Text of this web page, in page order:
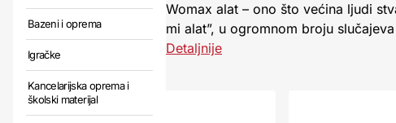
Bazeni i oprema
Igračke
Kancelarijska oprema i
školski materijal
Womax alat – ono što većina ljudi
mi alat”, u ogromnom broju
Detaljnije